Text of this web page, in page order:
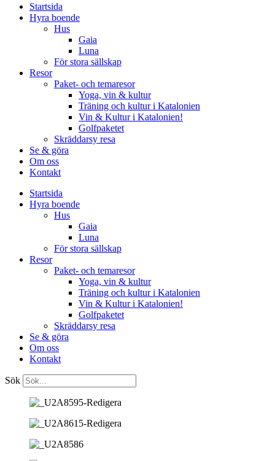
Startsida
Hyra boende
Hus
Gaia
Luna
För stora sällskap
Resor
Paket- och temaresor
Yoga, vin & kultur
Träning och kultur i Katalonien
Vin & Kultur i Katalonien!
Golfpaketet
Skräddarsy resa
Se & göra
Om oss
Kontakt
Startsida
Hyra boende
Hus
Gaia
Luna
För stora sällskap
Resor
Paket- och temaresor
Yoga, vin & kultur
Träning och kultur i Katalonien
Vin & Kultur i Katalonien!
Golfpaketet
Skräddarsy resa
Se & göra
Om oss
Kontakt
Sök